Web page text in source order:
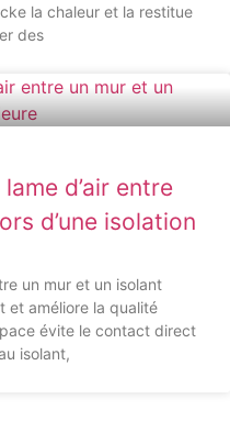
la chaleur et la restitue
des
d’air entre
d’une isolation
un mur et un isolant
et améliore la qualité
évite le contact direct
isolant,